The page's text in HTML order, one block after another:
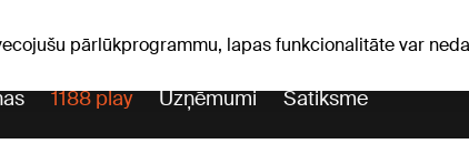
pārlūkprogrammu, lapas funkcionalitāte var
1188 play Uzņēmumi Satiksme